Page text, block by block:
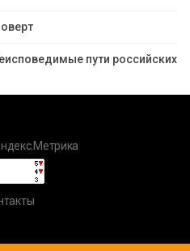
пути российских